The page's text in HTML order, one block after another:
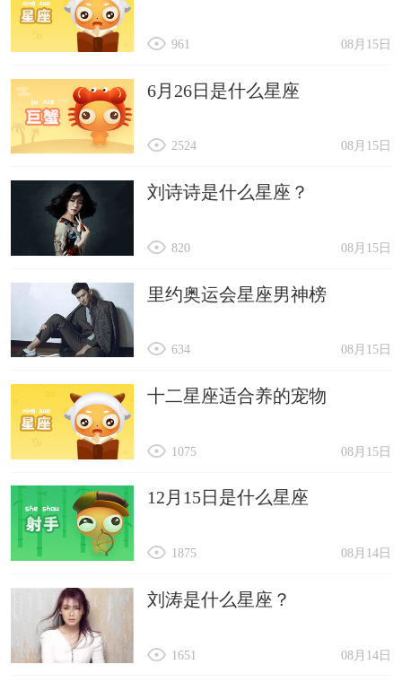
08月15日
961
6月26日是什么星座
08月15日
2524
刘诗诗是什么星座？
08月15日
820
里约奥运会星座男神榜
08月15日
634
十二星座适合养的宠物
08月15日
1075
12月15日是什么星座
08月14日
1875
刘涛是什么星座？
08月14日
1651